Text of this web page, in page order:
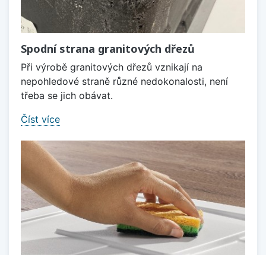
Spodní strana granitových dřezů
Při výrobě granitových dřezů vznikají na
nepohledové straně různé nedokonalosti, není
třeba se jich obávat.
Číst více